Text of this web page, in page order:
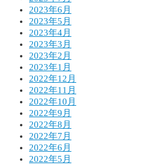
2023年6月
2023年5月
2023年4月
2023年3月
2023年2月
2023年1月
2022年12月
2022年11月
2022年10月
2022年9月
2022年8月
2022年7月
2022年6月
2022年5月